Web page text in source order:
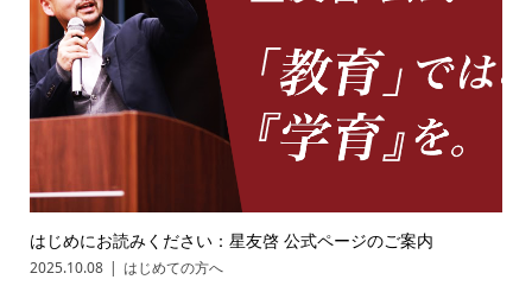
はじめにお読みください：星友啓 公式ページのご案内
2025.10.08 はじめての方へ